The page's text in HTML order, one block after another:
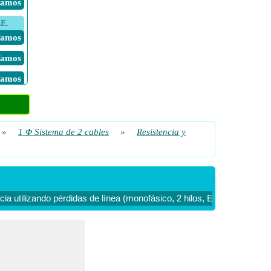
2
EE.
» 1 Φ Sistema de 2 cables »
Resistencia y
utilizando pérdidas de línea (monofásico, 2 hilos, EE. UU.)